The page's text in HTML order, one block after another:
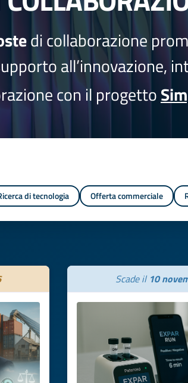
di collaborazione
all’innovazione,
con il progetto
di tecnologia Offerta commerciale
Scade il 10